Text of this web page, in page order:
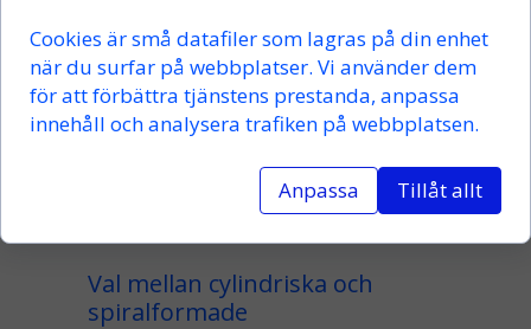
De är vanliga i industrimaskiner
biltransmissioner
specialiserade
drivsystem, och
applikationer med
hög belastning
Spiralformade
kugghjul löser detta problemmed
kraftöverföringoch minskar risk
Val mellan cylindriska och
spiralformade
Cookies är små datafiler som lagras på din enhet
när du surfar på webbplatser. Vi använder dem
för att förbättra tjänstens prestanda, anpassa
innehåll och analysera trafiken på webbplatsen.
Anpassa Tillåt allt